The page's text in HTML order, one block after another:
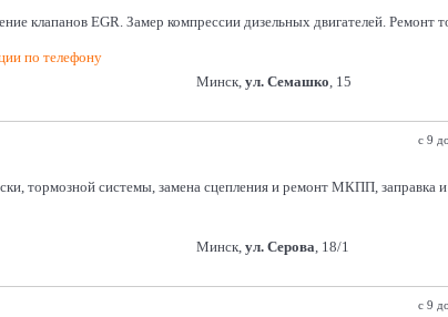
клапанов EGR. Замер компрессии дизельных двигателей. Ремонт
по телефону
Минск, ул. Семашко, 15
с 9
тормозной системы, замена сцепления и ремонт МКПП, заправка
Минск, ул. Серова, 18/1
с 9